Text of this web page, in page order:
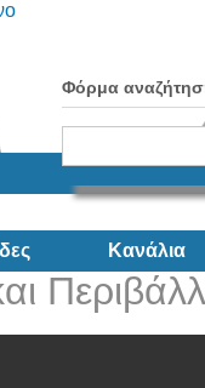
Φόρμα
Κανάλια